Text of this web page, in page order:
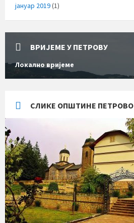
јануар 2019(1)
ВРИЈЕМЕ У ПЕТРОВУ
Локално вријеме
СЛИКЕ ОПШТИНЕ ПЕТРОВО